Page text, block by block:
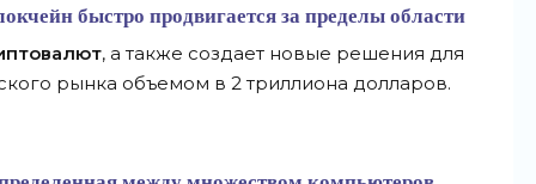
быстро продвигается за пределы области
, а также создает новые решения для
рынка объемом в 2 триллиона долларов.